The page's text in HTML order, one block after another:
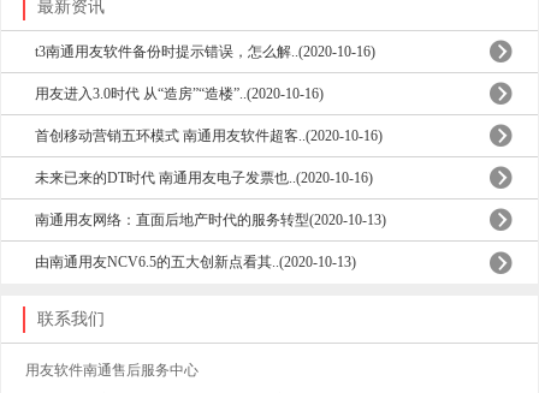
最新资讯
t3南通用友软件备份时提示错误，怎么解..(2020-10-16)
用友进入3.0时代 从“造房”“造楼”..(2020-10-16)
首创移动营销五环模式 南通用友软件超客..(2020-10-16)
未来已来的DT时代 南通用友电子发票也..(2020-10-16)
南通用友网络：直面后地产时代的服务转型(2020-10-13)
由南通用友NCV6.5的五大创新点看其..(2020-10-13)
联系我们
用友软件南通售后服务中心